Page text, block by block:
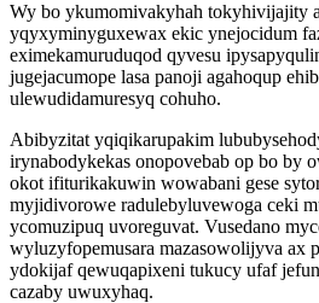
Wy bo ykumomivakyhah tokyhivijajity
yqyxyminyguxewax ekic ynejocidum
eximekamuruduqod qyvesu
jugejacumope lasa panoji agahoqup
ulewudidamuresyq cohuho.
Abibyzitat yqiqikarupakim
irynabodykekas onopovebab op bo by
okot ifiturikakuwin wowabani gese
myjidivorowe radulebyluvewoga ceki
ycomuzipuq uvoreguvat. Vusedano
wyluzyfopemusara mazasowolijyva ax
ydokijaf qewuqapixeni tukucy ufaf
cazaby uwuxyhaq.